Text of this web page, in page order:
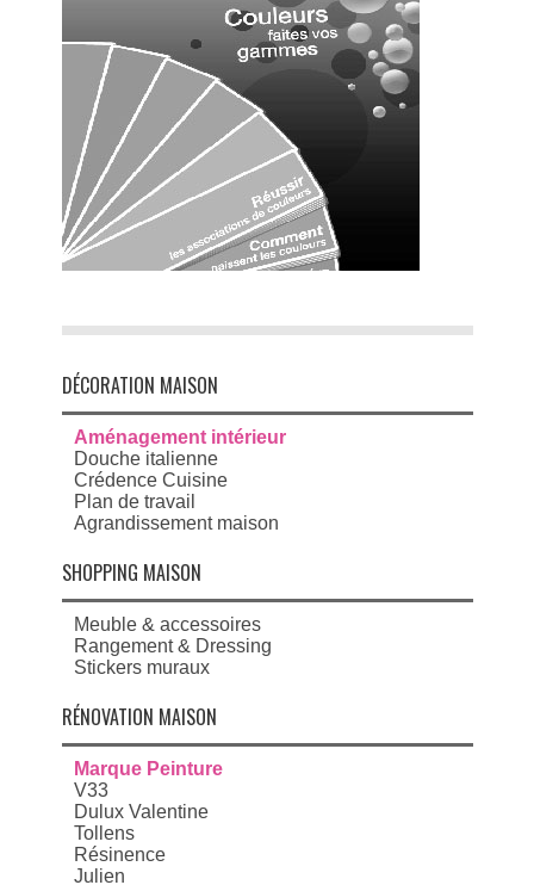
DÉCORATION MAISON
Aménagement intérieur
Douche italienne
Crédence Cuisine
Plan de travail
Agrandissement maison
SHOPPING MAISON
Meuble & accessoires
Rangement & Dressing
Stickers muraux
RÉNOVATION MAISON
Marque Peinture
V33
Dulux Valentine
Tollens
Résinence
Julien